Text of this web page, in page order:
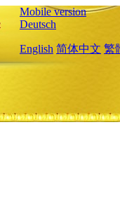
Mobile version
Deutsch
English 简体中文 繁